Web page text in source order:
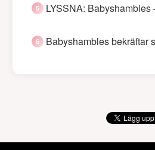
LYSSNA: Babyshambles
Babyshambles bekräftar